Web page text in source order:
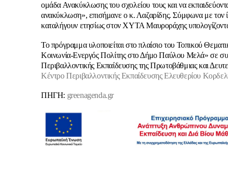
ομάδα Ανακύκλωσης του σχολείου τους και να
ανακύκλωση», επισήμανε ο κ. Λαζαρίδης. Σύμφωνα με τον
καταλήγουν ετησίως στον ΧΥΤΑ Μαυροράχης
Το πρόγραμμα υλοποιείται στο πλαίσιο του Τοπικού
Κοινωνία-Ενεργός Πολίτης στο Δήμο Παύλου Μελά» σε
Περιβαλλοντικής Εκπαίδευσης της Πρωτοβάθμιας και
Κέντρο Περιβαλλοντικής Εκπαίδευσης Ελευθερίου
ΠΗΓΗ: greenagenda.gr